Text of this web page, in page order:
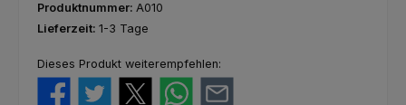
Produktnummer: A010
Lieferzeit: 1-3 Tage
Dieses Produkt weiterempfehlen: